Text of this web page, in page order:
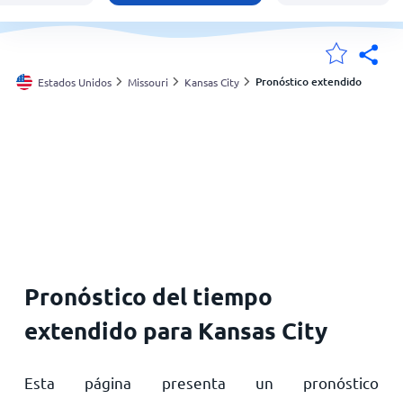
España
Argentina
Estados Unidos Missouri Kansas City Pronóstico extendido
Pronóstico del tiempo
extendido para Kansas City
Esta página presenta un pronóstico